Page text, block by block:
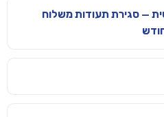
— סגירת תעודות משלוח